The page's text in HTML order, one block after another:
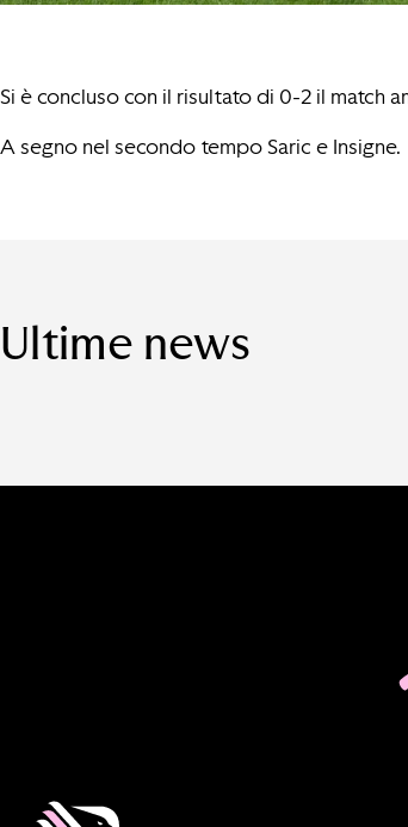
Si è concluso con il risultato di 0-2 il match
A segno nel secondo tempo Saric e Insigne.
Ultime news